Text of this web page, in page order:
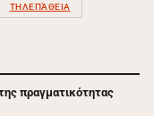
ΤΗΛΕΠΆΘΕΙΑ
πραγματικότητας